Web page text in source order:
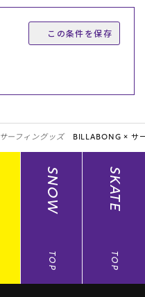
この条件を保存
サーフィングッズ BILLABONG × サ
SNOW
TOP
SKATE
TOP